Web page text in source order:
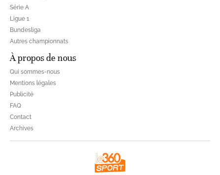
Série A
Ligue 1
Bundesliga
Autres championnats
À propos de nous
Qui sommes-nous
Mentions légales
Publicité
FAQ
Contact
Archives